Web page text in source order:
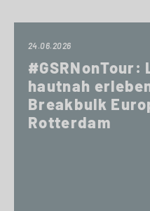
24.06.2026
#GSRNonTour:
hautnah
Breakbulk
Rotterdam